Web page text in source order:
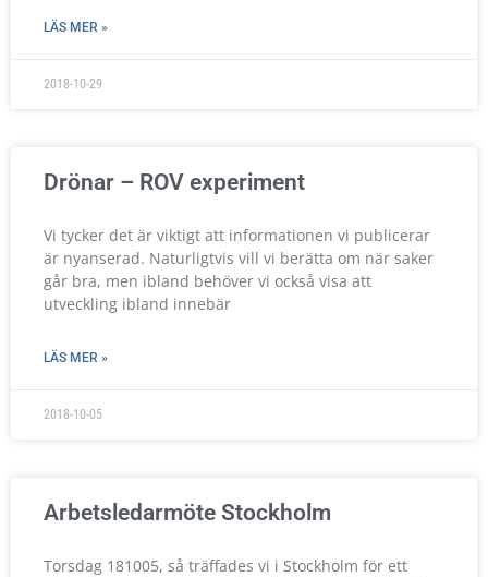
LÄS MER »
2018-10-29
Drönar – ROV experiment
Vi tycker det är viktigt att informationen vi publicerar
är nyanserad. Naturligtvis vill vi berätta om när saker
går bra, men ibland behöver vi också visa att
utveckling ibland innebär
LÄS MER »
2018-10-05
Arbetsledarmöte Stockholm
Torsdag 181005, så träffades vi i Stockholm för ett